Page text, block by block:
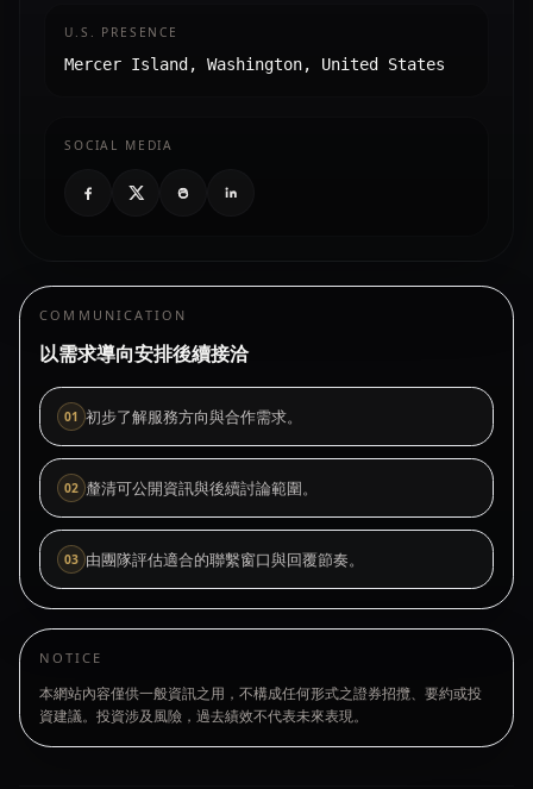
U.S. PRESENCE
Mercer Island, Washington, United States
SOCIAL MEDIA
COMMUNICATION
以需求導向安排後續接洽
01 初步了解服務方向與合作需求。
02 釐清可公開資訊與後續討論範圍。
03 由團隊評估適合的聯繫窗口與回覆節奏。
NOTICE
本網站內容僅供一般資訊之用，不構成任何形式之證券招攬、要約或投
資建議。投資涉及風險，過去績效不代表未來表現。